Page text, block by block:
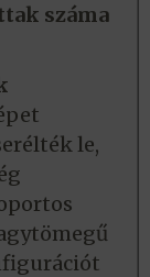
száma
le,